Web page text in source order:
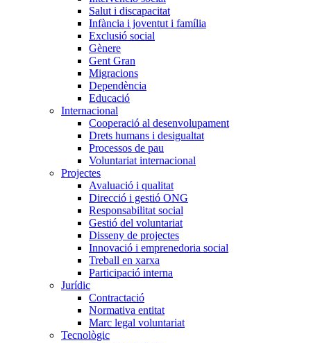
Salut i discapacitat
Infància i joventut i família
Exclusió social
Gènere
Gent Gran
Migracions
Dependència
Educació
Internacional
Cooperació al desenvolupament
Drets humans i desigualtat
Processos de pau
Voluntariat internacional
Projectes
Avaluació i qualitat
Direcció i gestió ONG
Responsabilitat social
Gestió del voluntariat
Disseny de projectes
Innovació i emprenedoria social
Treball en xarxa
Participació interna
Jurídic
Contractació
Normativa entitat
Marc legal voluntariat
Tecnològic